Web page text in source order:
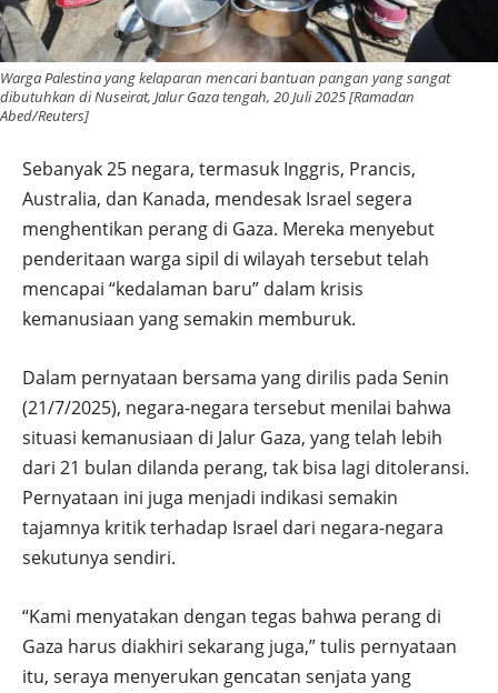
Warga Palestina yang kelaparan mencari bantuan pangan yang sangat
dibutuhkan di Nuseirat, Jalur Gaza tengah, 20 Juli 2025 [Ramadan
Abed/Reuters]
Sebanyak 25 negara, termasuk Inggris, Prancis,
Australia, dan Kanada, mendesak Israel segera
menghentikan perang di Gaza. Mereka menyebut
penderitaan warga sipil di wilayah tersebut telah
mencapai “kedalaman baru” dalam krisis
kemanusiaan yang semakin memburuk.
Dalam pernyataan bersama yang dirilis pada Senin
(21/7/2025), negara-negara tersebut menilai bahwa
situasi kemanusiaan di Jalur Gaza, yang telah lebih
dari 21 bulan dilanda perang, tak bisa lagi ditoleransi.
Pernyataan ini juga menjadi indikasi semakin
tajamnya kritik terhadap Israel dari negara-negara
sekutunya sendiri.
“Kami menyatakan dengan tegas bahwa perang di
Gaza harus diakhiri sekarang juga,” tulis pernyataan
itu, seraya menyerukan gencatan senjata yang